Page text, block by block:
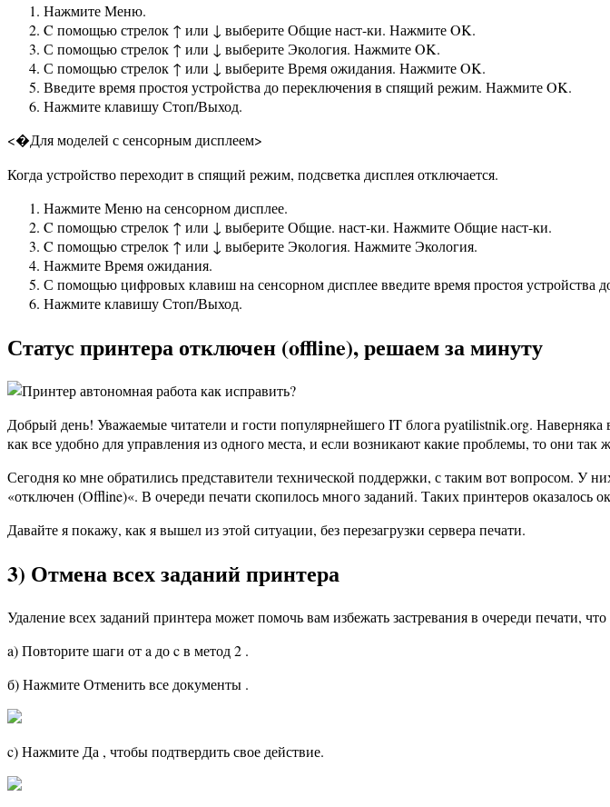
Нажмите Меню.
C помощью стрелок ↑ или ↓ выберите Общие наст-ки. Нажмите OK.
С помощью стрелок ↑ или ↓ выберите Экология. Нажмите OK.
С помощью стрелок ↑ или ↓ выберите Время ожидания. Нажмите OK.
Введите время простоя устройства до переключения в спящий режим. Нажмите OK.
Нажмите клавишу Стоп/Выход.
<�Для моделей с сенсорным дисплеем>
Когда устройство переходит в спящий режим, подсветка дисплея отключается.
Нажмите Меню на сенсорном дисплее.
C помощью стрелок ↑ или ↓ выберите Общие. наст-ки. Нажмите Общие наст-ки.
C помощью стрелок ↑ или ↓ выберите Экология. Нажмите Экология.
Нажмите Время ожидания.
С помощью цифровых клавиш на сенсорном дисплее введите время простоя
Нажмите клавишу Стоп/Выход.
Статус принтера отключен (offline), решаем за минуту
Добрый день! Уважаемые читатели и гости популярнейшего IT блога pyatilistnik.org. Наверняка
как все удобно для управления из одного места, и если возникают какие проблемы, то они так
Сегодня ко мне обратились представители технической поддержки, с таким вот вопросом. У
«отключен (Offline)«. В очереди печати скопилось много заданий. Таких принтеров оказалось
Давайте я покажу, как я вышел из этой ситуации, без перезагрузки сервера печати.
3) Отмена всех заданий принтера
Удаление всех заданий принтера может помочь вам избежать застревания в очереди печати,
a) Повторите шаги от a до c в метод 2 .
б) Нажмите Отменить все документы .
c) Нажмите Да , чтобы подтвердить свое действие.